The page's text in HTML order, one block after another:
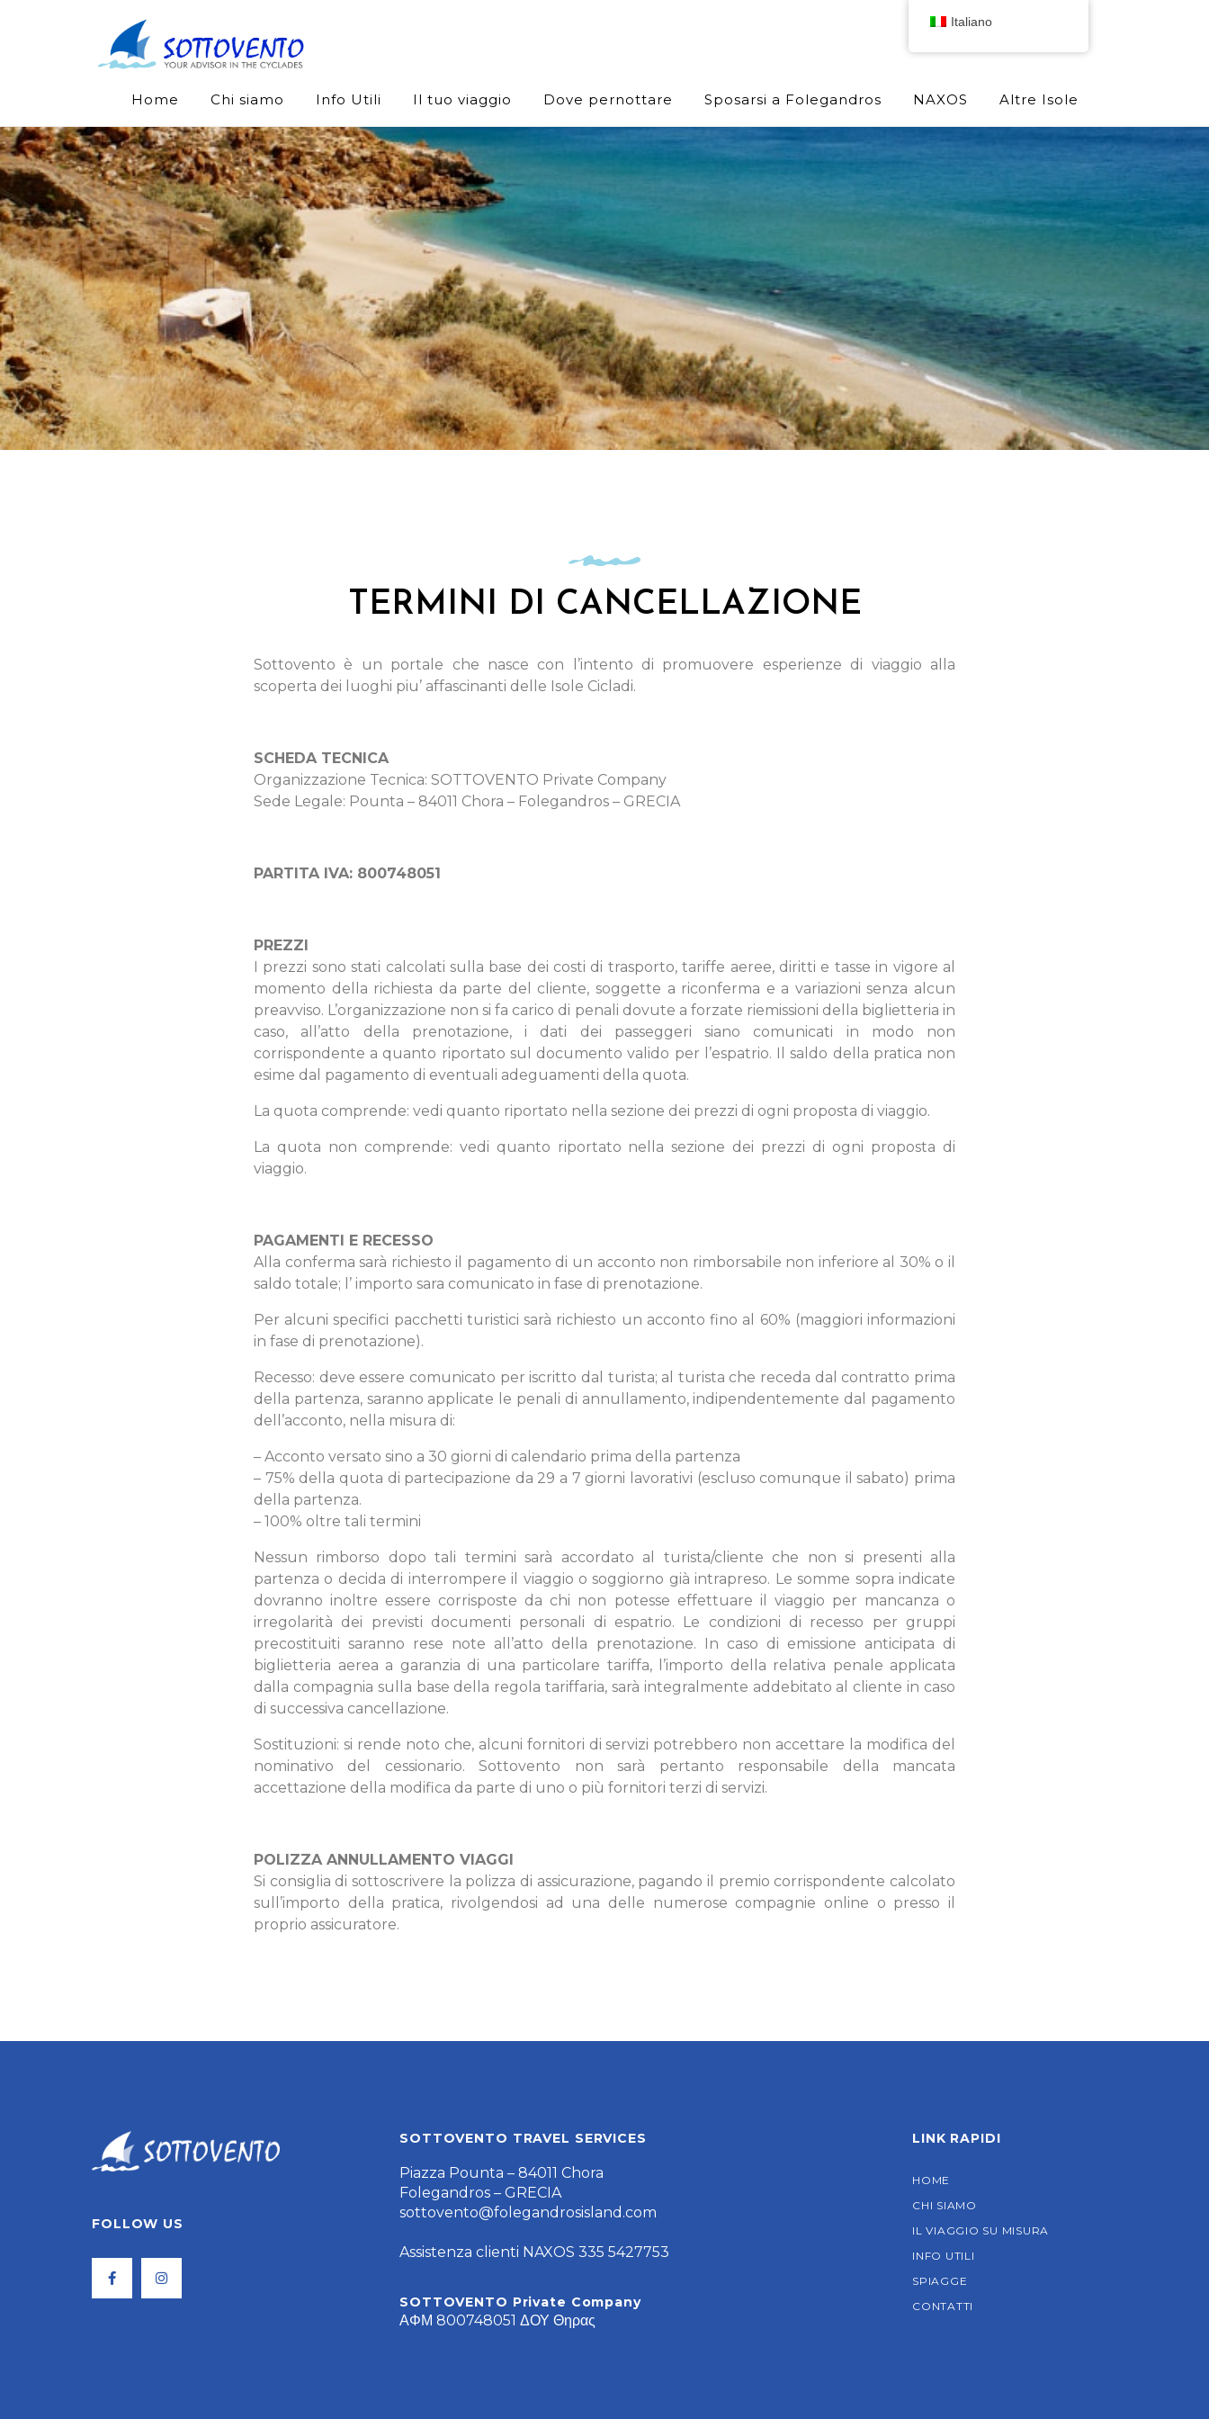
Home Chi siamo Info Utili Il tuo viaggio Dove pernottare Sposarsi a Folegandros NAXOS Altre Isole
TERMINI DI CANCELLAZIONE
Sottovento è un portale che nasce con l’intento di promuovere esperienze di viaggio alla
scoperta dei luoghi piu’ affascinanti delle Isole Cicladi.
SCHEDA TECNICA
Organizzazione Tecnica: SOTTOVENTO Private Company
Sede Legale: Pounta – 84011 Chora – Folegandros – GRECIA
PARTITA IVA: 800748051
PREZZI
I prezzi sono stati calcolati sulla base dei costi di trasporto, tariffe aeree, diritti e tasse in vigore al
momento della richiesta da parte del cliente, soggette a riconferma e a variazioni senza alcun
preavviso. L’organizzazione non si fa carico di penali dovute a forzate riemissioni della biglietteria in
caso, all’atto della prenotazione, i dati dei passeggeri siano comunicati in modo non
corrispondente a quanto riportato sul documento valido per l’espatrio. Il saldo della pratica non
esime dal pagamento di eventuali adeguamenti della quota.
La quota comprende: vedi quanto riportato nella sezione dei prezzi di ogni proposta di viaggio.
La quota non comprende: vedi quanto riportato nella sezione dei prezzi di ogni proposta di
viaggio.
PAGAMENTI E RECESSO
Alla conferma sarà richiesto il pagamento di un acconto non rimborsabile non inferiore al 30% o il
saldo totale; l’ importo sara comunicato in fase di prenotazione.
Per alcuni specifici pacchetti turistici sarà richiesto un acconto fino al 60% (maggiori informazioni
in fase di prenotazione).
Recesso: deve essere comunicato per iscritto dal turista; al turista che receda dal contratto prima
della partenza, saranno applicate le penali di annullamento, indipendentemente dal pagamento
dell’acconto, nella misura di:
– Acconto versato sino a 30 giorni di calendario prima della partenza
– 75% della quota di partecipazione da 29 a 7 giorni lavorativi (escluso comunque il sabato) prima
della partenza.
– 100% oltre tali termini
Nessun rimborso dopo tali termini sarà accordato al turista/cliente che non si presenti alla
partenza o decida di interrompere il viaggio o soggiorno già intrapreso. Le somme sopra indicate
dovranno inoltre essere corrisposte da chi non potesse effettuare il viaggio per mancanza o
irregolarità dei previsti documenti personali di espatrio. Le condizioni di recesso per gruppi
precostituiti saranno rese note all’atto della prenotazione. In caso di emissione anticipata di
biglietteria aerea a garanzia di una particolare tariffa, l’importo della relativa penale applicata
dalla compagnia sulla base della regola tariffaria, sarà integralmente addebitato al cliente in caso
di successiva cancellazione.
Sostituzioni: si rende noto che, alcuni fornitori di servizi potrebbero non accettare la modifica del
nominativo del cessionario. Sottovento non sarà pertanto responsabile della mancata
accettazione della modifica da parte di uno o più fornitori terzi di servizi.
POLIZZA ANNULLAMENTO VIAGGI
Si consiglia di sottoscrivere la polizza di assicurazione, pagando il premio corrispondente calcolato
sull’importo della pratica, rivolgendosi ad una delle numerose compagnie online o presso il
proprio assicuratore.
FOLLOW US
SOTTOVENTO TRAVEL SERVICES
Piazza Pounta – 84011 Chora
Folegandros – GRECIA
sottovento@folegandrosisland.com
Assistenza clienti NAXOS 335 5427753
SOTTOVENTO Private Company
ΑΦΜ 800748051 ΔΟΥ Θηρας
LINK RAPIDI
HOME
CHI SIAMO
IL VIAGGIO SU MISURA
INFO UTILI
SPIAGGE
CONTATTI
Italiano